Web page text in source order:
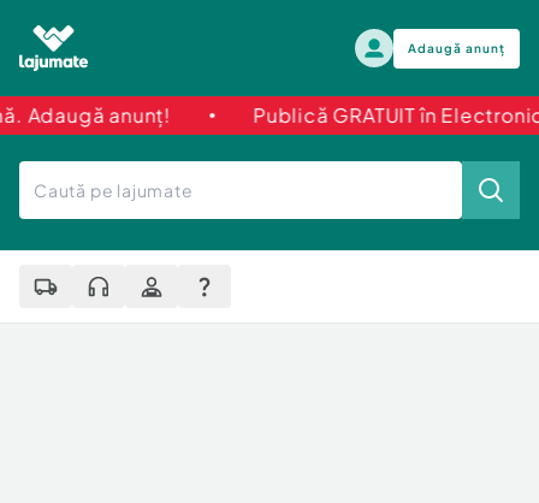
Adaugă anunț
anunț! Publică GRATUIT în Electronice și